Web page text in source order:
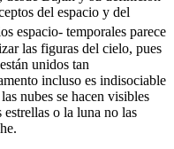
del espacio y del
espacio- temporales parece
las figuras del cielo, pues
unidos tan
incluso es indisociable
nubes se hacen visibles
estrellas o la luna no las